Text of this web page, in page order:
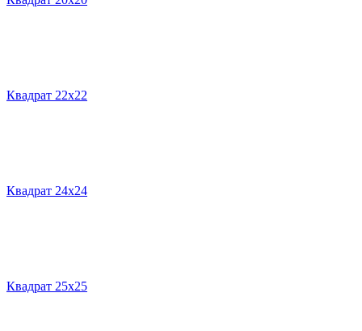
Квадрат 22х22
Квадрат 24х24
Квадрат 25х25